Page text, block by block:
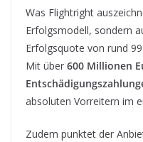
Was Flightright
Erfolgsmodell, sondern
Erfolgsquote von rund
Mit über 600 Millionen
absoluten Vorreitern im
Zudem punktet der